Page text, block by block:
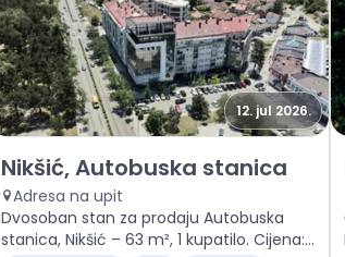
12. jul 2026.
Prodaja - Stan Nikšić, Autobuska stanica
Nikšić, Autobuska stanica
Adresa na upit
Dvosoban stan za prodaju Autobuska
stanica, Nikšić – 63 m², 1 kupatilo. Cijena: